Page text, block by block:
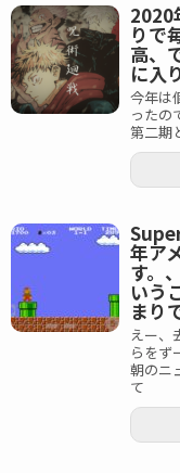
2020
りで
高、
に入
今年は
ったの
第二期
年ア
す。
いう
まり
えー、
らをず
朝のニ
て